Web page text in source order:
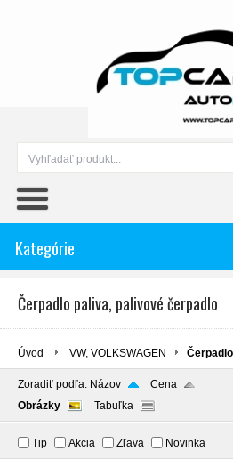
Kategórie
Čerpadlo paliva, palivové čerpadlo
Úvod VW, VOLKSWAGEN
Zoradiť podľa: Názov
Cena
Obrázky
Tabuľka
Tip Akcia Zľava Novinka